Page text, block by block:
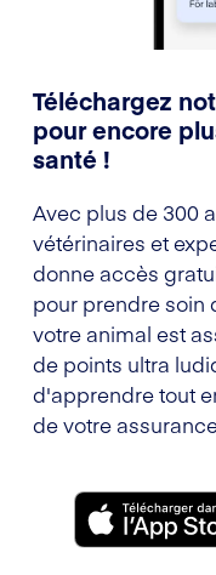
Téléchargez
pour encore
santé !
Avec plus de 300
vétérinaires et
donne accès
pour prendre soin
votre animal est
de points ultra
d'apprendre tout
de votre